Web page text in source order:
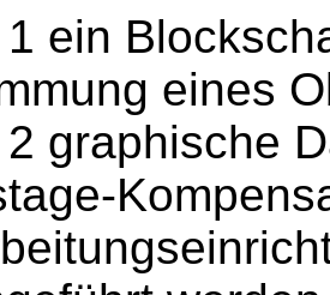
ein
eines
graphische